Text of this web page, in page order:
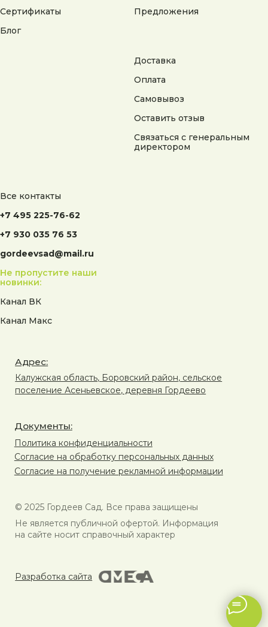
Сертификаты
Блог
Предложения
Доставка
Оплата
Самовывоз
Оставить отзыв
Связаться с генеральным
директором
Все контакты
+7 495 225-76-62
+7 930 035 76 53
gordeevsad@mail.ru
Не пропустите наши
новинки:
Канал ВК
Канал Макс
Не является публичной офертой. Информация